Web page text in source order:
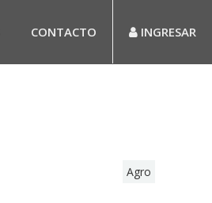
CONTACTO INGRESAR
Agro